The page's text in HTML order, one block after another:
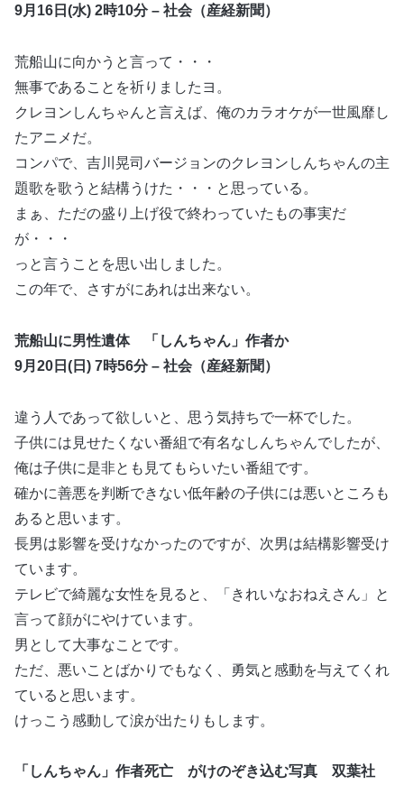
9月16日(水) 2時10分 – 社会（産経新聞）
荒船山に向かうと言って・・・
無事であることを祈りましたヨ。
クレヨンしんちゃんと言えば、俺のカラオケが一世風靡し
たアニメだ。
コンパで、吉川晃司バージョンのクレヨンしんちゃんの主
題歌を歌うと結構うけた・・・と思っている。
まぁ、ただの盛り上げ役で終わっていたもの事実だ
が・・・
っと言うことを思い出しました。
この年で、さすがにあれは出来ない。
荒船山に男性遺体 「しんちゃん」作者か
9月20日(日) 7時56分 – 社会（産経新聞）
違う人であって欲しいと、思う気持ちで一杯でした。
子供には見せたくない番組で有名なしんちゃんでしたが、
俺は子供に是非とも見てもらいたい番組です。
確かに善悪を判断できない低年齢の子供には悪いところも
あると思います。
長男は影響を受けなかったのですが、次男は結構影響受け
ています。
テレビで綺麗な女性を見ると、「きれいなおねえさん」と
言って顔がにやけています。
男として大事なことです。
ただ、悪いことばかりでもなく、勇気と感動を与えてくれ
ていると思います。
けっこう感動して涙が出たりもします。
「しんちゃん」作者死亡 がけのぞき込む写真 双葉社